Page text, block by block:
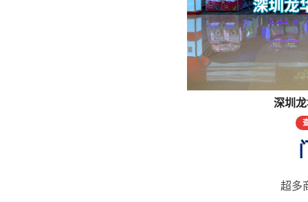
深圳
超多